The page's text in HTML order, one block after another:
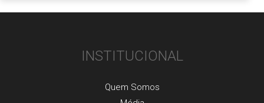
INSTITUCIONAL
Quem Somos